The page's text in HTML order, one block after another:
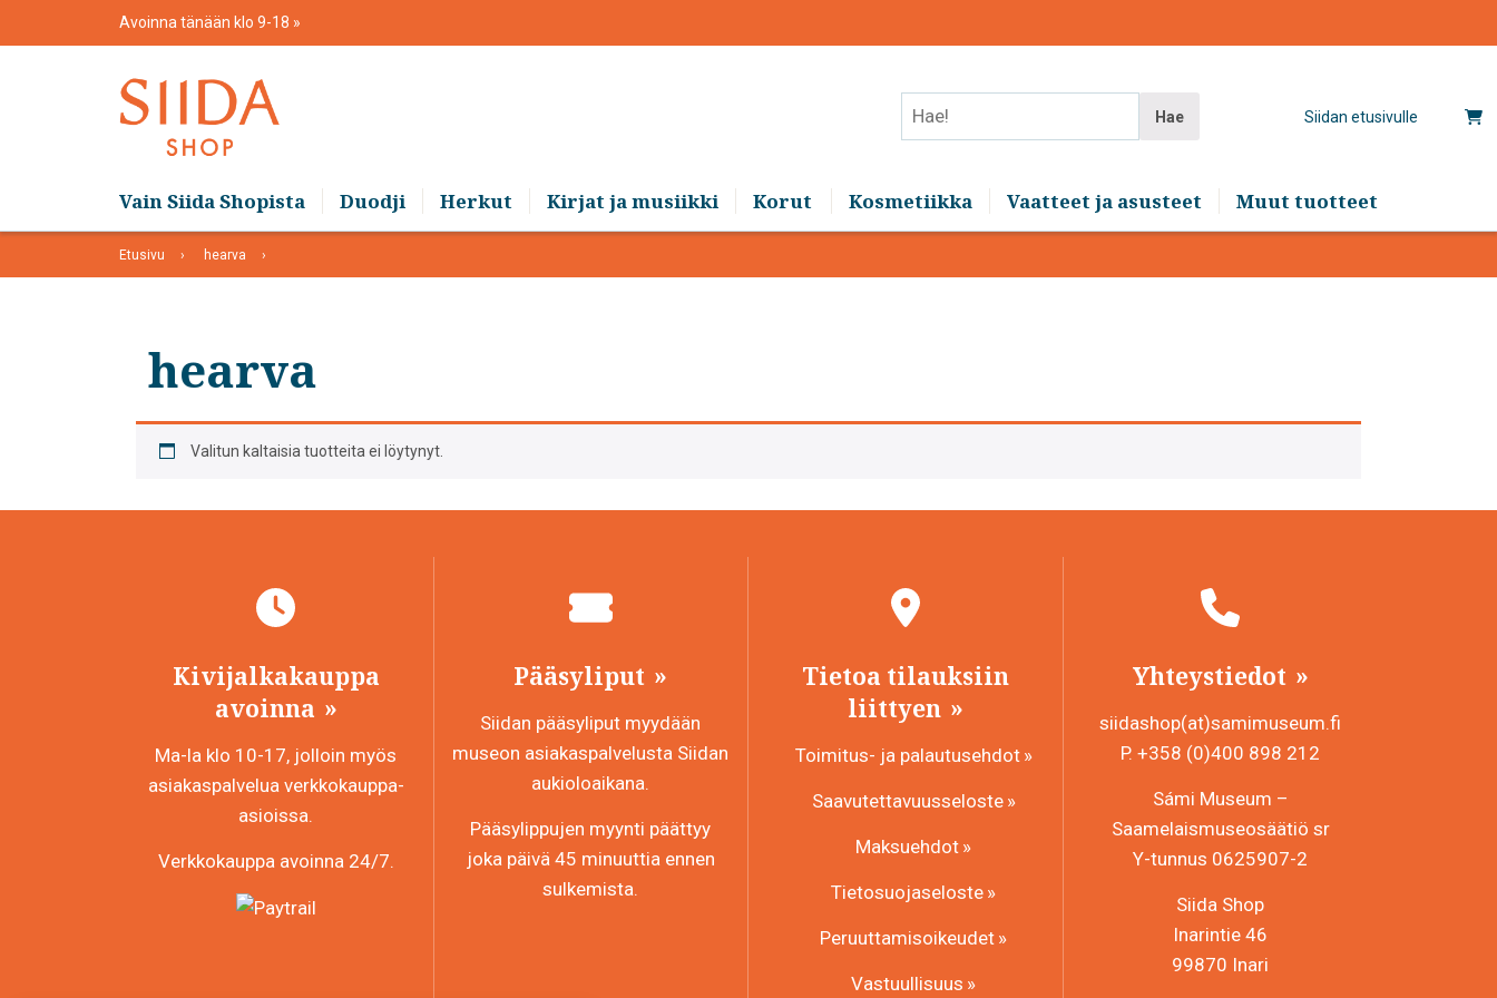
Avoinna tänään klo 9-18
Siidan etusivulle
Hae
Vain Siida Shopista Duodji Herkut Kirjat ja musiikki Korut Kosmetiikka Vaatteet ja asusteet Muut tuotteet
Etusivu hearva
hearva
Valitun kaltaisia tuotteita ei löytynyt.
Kivijalkakauppa
avoinna
Ma-la klo 10-17, jolloin myös
asiakaspalvelua verkkokauppa-
asioissa.
Verkkokauppa avoinna 24/7.
Pääsyliput
Siidan pääsyliput myydään
museon asiakaspalvelusta Siidan
aukioloaikana.
Pääsylippujen myynti päättyy
joka päivä 45 minuuttia ennen
sulkemista.
Tietoa tilauksiin
liittyen
Toimitus- ja palautusehdot
Saavutettavuusseloste
Maksuehdot
Tietosuojaseloste
Peruuttamisoikeudet
Vastuullisuus
Yhteystiedot
siidashop(at)samimuseum.fi
P. +358 (0)400 898 212
Sámi Museum –
Saamelaismuseosäätiö sr
Y-tunnus 0625907-2
Siida Shop
Inarintie 46
99870 Inari